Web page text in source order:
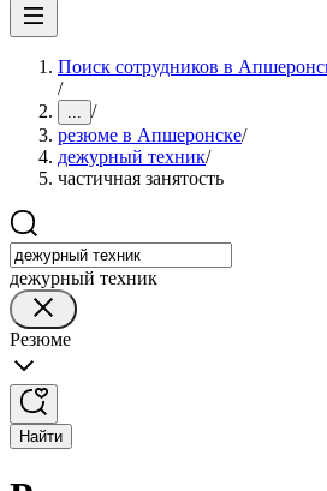
Поиск сотрудников в
/
... /
резюме в Апшеронске/
дежурный техник/
частичная занятость
дежурный техник
Резюме
Найти